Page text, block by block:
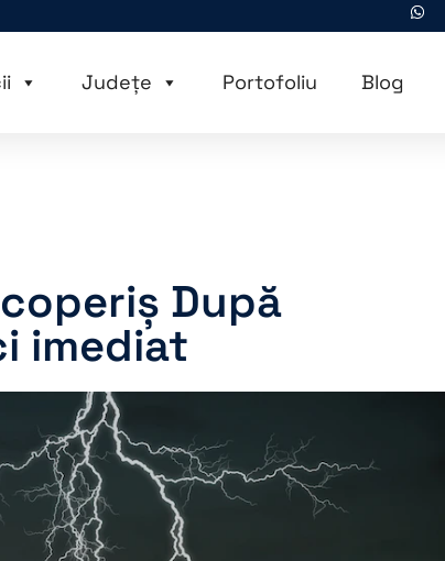
Județe Portofoliu Blog
După
imediat